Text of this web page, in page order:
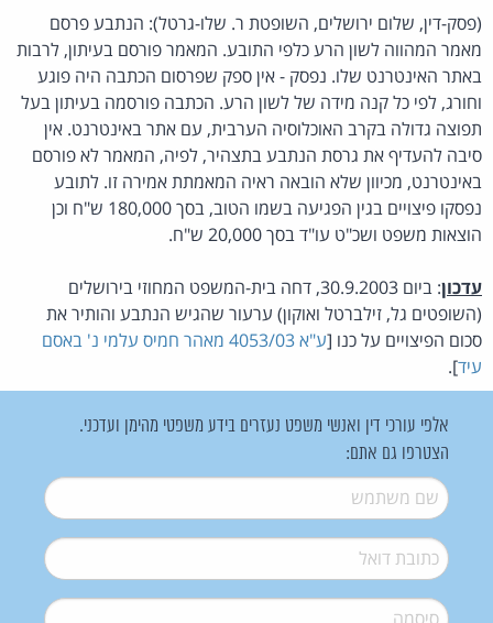
(פסק-דין, שלום ירושלים, השופטת ר. שלו-גרטל): הנתבע פרסם
מאמר המהווה לשון הרע כלפי התובע. המאמר פורסם בעיתון, לרבות
באתר האינטרנט שלו. נפסק - אין ספק שפרסום הכתבה היה פוגע
וחורג, לפי כל קנה מידה של לשון הרע. הכתבה פורסמה בעיתון בעל
תפוצה גדולה בקרב האוכלוסיה הערבית, עם אתר באינטרנט. אין
סיבה להעדיף את גרסת הנתבע בתצהיר, לפיה, המאמר לא פורסם
באינטרנט, מכיוון שלא הובאה ראיה המאמתת אמירה זו. לתובע
נפסקו פיצויים בגין הפגיעה בשמו הטוב, בסך 180,000 ש"ח וכן
הוצאות משפט ושכ"ט עו"ד בסך 20,000 ש"ח.
עדכון
: ביום 30.9.2003, דחה בית-המשפט המחוזי בירושלים
(השופטים גל, זילברטל ואוקון) ערעור שהגיש הנתבע והותיר את
סכום הפיצויים על כנו [
ע"א 4053/03 מאהר חמיס עלמי נ' באסם
עיד].
אלפי עורכי דין ואנשי משפט נעזרים בידע משפטי מהימן ועדכני.
הצטרפו גם אתם:
שם משתמש*
דואל*
סיסמה*